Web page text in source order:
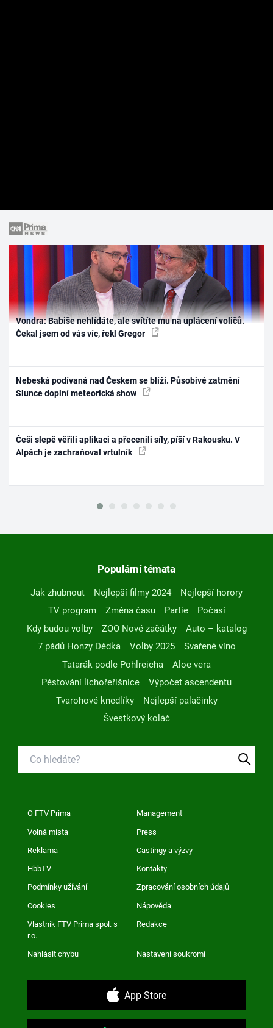
Vondra: Babiše nehlídáte, ale svítíte mu na uplácení voličů.
Čekal jsem od vás víc, řekl Gregor
Nebeská podívaná nad Českem se blíží. Působivé zatmění
Slunce doplní meteorická show
Češi slepě věřili aplikaci a přecenili síly, píší v Rakousku. V
Alpách je zachraňoval vrtulník
Populární témata
Jak zhubnout Nejlepší filmy 2024
Nejlepší horory
TV program
Změna času Partie
Počasí
Kdy budou volby
ZOO Nové začátky
Auto – katalog
7 pádů Honzy Dědka
Volby 2025
Svařené víno
Tatarák podle Pohlreicha
Aloe vera
Pěstování lichořeřišnice
Výpočet ascendentu
Tvarohové knedlíky
Nejlepší palačinky
Švestkový koláč
O FTV Prima Management
Volná místa Press
Reklama Castingy a výzvy
HbbTV Kontakty
Podmínky užívání Zpracování osobních údajů
Cookies Nápověda
Vlastník FTV Prima spol. s
r.o.
Redakce
Nahlásit chybu Nastavení soukromí
App Store